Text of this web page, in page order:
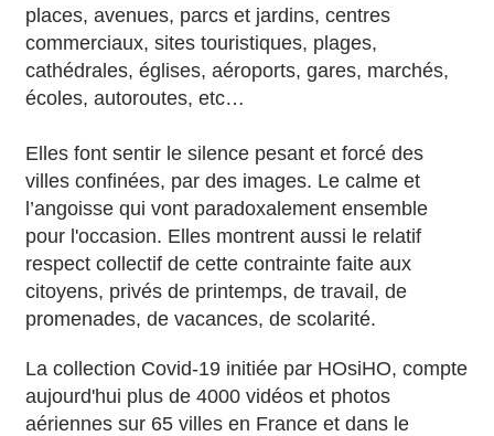
places, avenues, parcs et jardins, centres
commerciaux, sites touristiques, plages,
cathédrales, églises, aéroports, gares, marchés,
écoles, autoroutes, etc…
Elles font sentir le silence pesant et forcé des
villes confinées, par des images. Le calme et
l’angoisse qui vont paradoxalement ensemble
pour l'occasion. Elles montrent aussi le relatif
respect collectif de cette contrainte faite aux
citoyens, privés de printemps, de travail, de
promenades, de vacances, de scolarité.
La collection Covid-19 initiée par HOsiHO, compte
aujourd'hui plus de 4000 vidéos et photos
aériennes sur 65 villes en France et dans le